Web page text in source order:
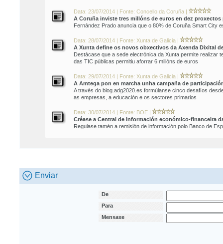
Data: 23/07/2014 | Fonte: Concello da Coruña |
A Coruña inviste tres millóns de euros en dez proxectos
Fernández Prado anuncia que o 80% de Coruña Smart City
Data: 28/07/2014 | Fonte: Xunta de Galicia |
A Xunta define os novos obxectivos da Axenda Dixital
Destácase que a sede electrónica da Xunta permite realizar
das TIC públicas permitiu aforrar 6 millóns de euros
Data: 29/07/2014 | Fonte: Xunta de Galicia |
A Amtega pon en marcha unha campaña de
A través do blog.adg2020.es formúlanse cinco desafíos
as empresas, a educación e os sectores primarios
Data: 30/07/2014 | Fonte: BOE |
Créase a Central de Información económico-financeira
Regulase tamén a remisión de información polo Banco de
Enviar
De
Para
Mensaxe